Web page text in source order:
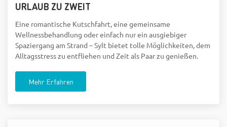
URLAUB ZU ZWEIT
Eine romantische Kutschfahrt, eine gemeinsame
Wellnessbehandlung oder einfach nur ein ausgiebiger
Spaziergang am Strand – Sylt bietet tolle Möglichkeiten, dem
Alltagsstress zu entfliehen und Zeit als Paar zu genießen.
Mehr Erfahren